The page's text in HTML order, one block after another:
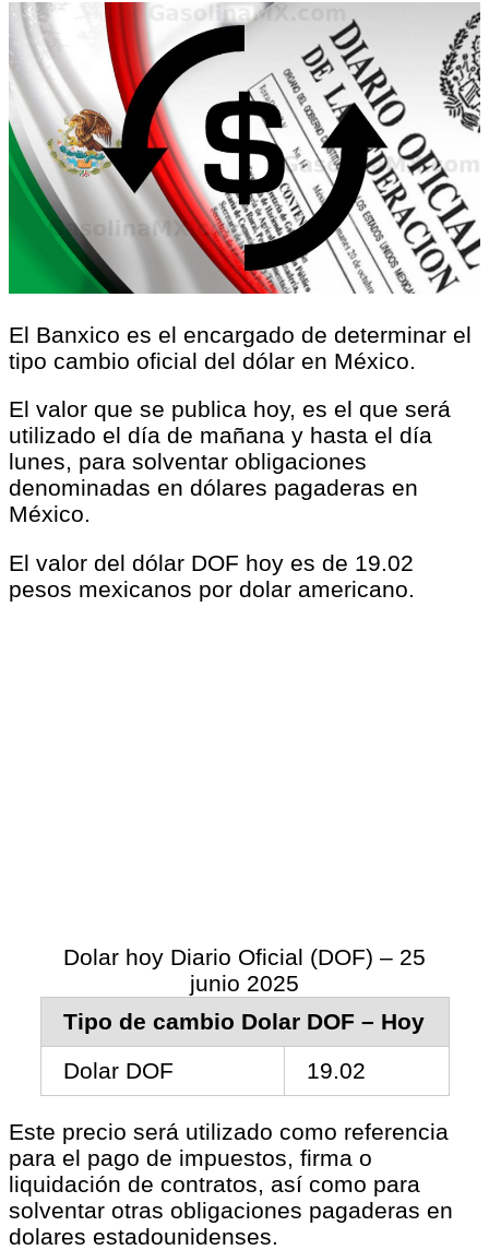
El Banxico es el encargado de determinar el
tipo cambio oficial del dólar en México.
El valor que se publica hoy, es el que será
utilizado el día de mañana y hasta el día
lunes, para solventar obligaciones
denominadas en dólares pagaderas en
México.
El valor del dólar DOF hoy es de 19.02
pesos mexicanos por dolar americano.
Dolar hoy Diario Oficial (DOF) – 25
junio 2025
Tipo de cambio Dolar DOF – Hoy
Dolar DOF
19.02
Este precio será utilizado como referencia
para el pago de impuestos, firma o
liquidación de contratos, así como para
solventar otras obligaciones pagaderas en
dolares estadounidenses.